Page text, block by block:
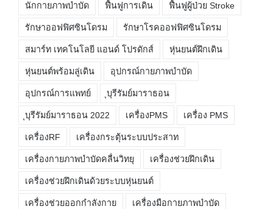
นักกายภาพบำบัด ฟื้นฟูการเดิน ฟื้นฟูผู้ป่วย Stroke
รักษาออฟฟิศซินโดรม รักษาโรคออฟฟิศซินโดรม
สมาร์ท เทคโนโลยี แอนด์ โปรดักส์ หุ่นยนต์ฝึกเดิน
หุ่นยนต์พร้อมลู่เดิน อุปกรณ์กายภาพบำบัด
อุปกรณ์การแพทย์ ุบุรีรัมย์มาราธอน
ุบุรีรัมย์มาราธอน 2022 เครื่องPMS เครื่อง PMS
เครื่องRF เครื่องกระตุ้นระบบประสาท
เครื่องกายภาพบำบัดคลื่นวิทยุ เครื่องช่วยฝึกเดิน
เครื่องช่วยฝึกเดินด้วยระบบหุ่นยนต์
เครื่องช่วยออกกำลังกาย เครื่องมือกายภาพบำบัด